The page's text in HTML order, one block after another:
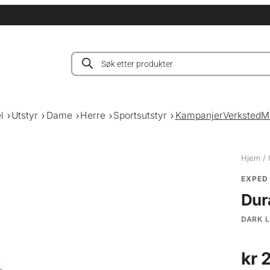
Products
search
Utstyr Dame Herre Sportsutstyr KampanjerVerksted
Hjem /
EXPED
DARK
kr